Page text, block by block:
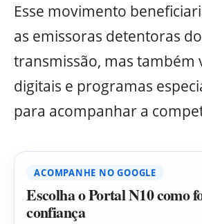
Esse movimento
as emissoras detentoras
transmissão, mas também
digitais e programas
para acompanhar a
ACOMPANHE NO GOOGLE
Escolha o Portal N10 como
confiança